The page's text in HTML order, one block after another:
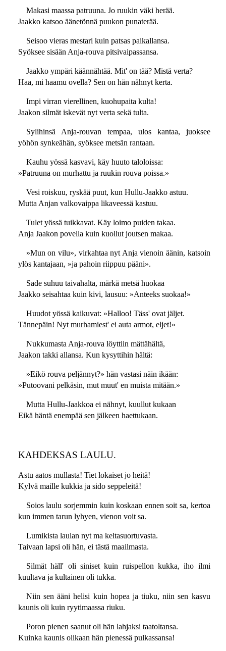
Makasi maassa patruuna. Jo ruukin väki herää.
Jaakko katsoo äänetönnä puukon punaterää.
Seisoo vieras mestari kuin patsas paikallansa.
Syöksee sisään Anja-rouva pitsivaipassansa.
Jaakko ympäri käännähtää. Mit' on tää? Mistä verta?
Haa, mi haamu ovella? Sen on hän nähnyt kerta.
Impi virran vierellinen, kuohupaita kulta!
Jaakon silmät iskevät nyt verta sekä tulta.
Sylihinsä Anja-rouvan tempaa, ulos kantaa, juoksee
yöhön synkeähän, syöksee metsän rantaan.
Kauhu yössä kasvavi, käy huuto taloloissa:
»Patruuna on murhattu ja ruukin rouva poissa.»
Vesi roiskuu, ryskää puut, kun Hullu-Jaakko astuu.
Mutta Anjan valkovaippa likaveessä kastuu.
Tulet yössä tuikkavat. Käy loimo puiden takaa.
Anja Jaakon povella kuin kuollut joutsen makaa.
»Mun on vilu», virkahtaa nyt Anja vienoin äänin, katsoin
ylös kantajaan, »ja pahoin riippuu pääni».
Sade suhuu taivahalta, märkä metsä huokaa
Jaakko seisahtaa kuin kivi, lausuu: »Anteeks suokaa!»
Huudot yössä kaikuvat: »Halloo! Täss' ovat jäljet.
Tännepäin! Nyt murhamiest' ei auta armot, eljet!»
Nukkumasta Anja-rouva löyttiin mättähältä,
Jaakon takki allansa. Kun kysyttihin hältä:
»Eikö rouva peljännyt?» hän vastasi näin ikään:
»Putoovani pelkäsin, mut muut' en muista mitään.»
Mutta Hullu-Jaakkoa ei nähnyt, kuullut kukaan
Eikä häntä enempää sen jälkeen haettukaan.
KAHDEKSAS LAULU.
Astu aatos mullasta! Tiet lokaiset jo heitä!
Kylvä maille kukkia ja sido seppeleitä!
Soios laulu sorjemmin kuin koskaan ennen soit sa, kertoa
kun immen tarun lyhyen, vienon voit sa.
Lumikista laulan nyt ma keltasuortuvasta.
Taivaan lapsi oli hän, ei tästä maailmasta.
Silmät häll' oli siniset kuin ruispellon kukka, iho ilmi
kuultava ja kultainen oli tukka.
Niin sen ääni helisi kuin hopea ja tiuku, niin sen kasvu
kaunis oli kuin ryytimaassa riuku.
Poron pienen saanut oli hän lahjaksi taatoltansa.
Kuinka kaunis olikaan hän pienessä pulkassansa!